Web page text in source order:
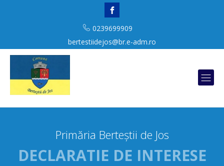
0239699909
bertestiidejos@br.e-adm.ro
Primăria Berteștii de Jos
DECLARATIE DE INTERESE